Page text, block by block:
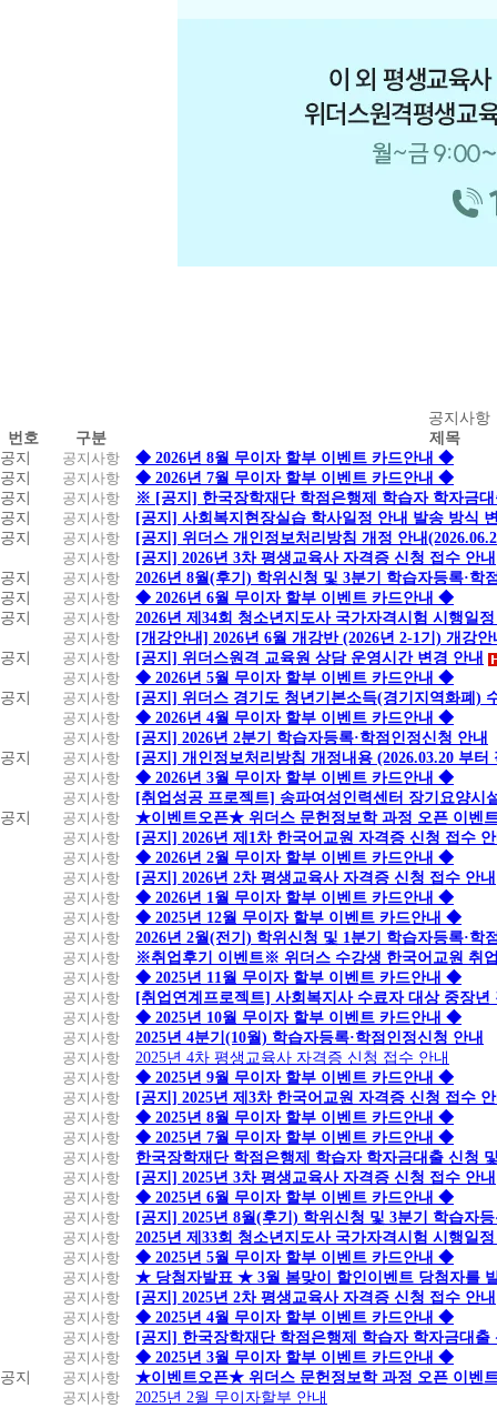
지
사
항
공지사항
번호
구분
제목
공지
공지사항
◆ 2026년 8월 무이자 할부 이벤트 카드안내 ◆
공지
공지사항
◆ 2026년 7월 무이자 할부 이벤트 카드안내 ◆
공지
공지사항
※ [공지] 한국장학재단 학점은행제 학습자 학자금
공지
공지사항
[공지] 사회복지현장실습 학사일정 안내 발송 방식
공지
공지사항
[공지] 위더스 개인정보처리방침 개정 안내
공지사항
[공지] 2026년 3차 평생교육사 자격증 신청 접수 안내
공지
공지사항
2026년 8월(후기) 학위신청 및 3분기 학습자등록·학
공지
공지사항
◆ 2026년 6월 무이자 할부 이벤트 카드안내 ◆
공지
공지사항
2026년 제34회 청소년지도사 국가자격시험 시행일
공지사항
[개강안내] 2026년 6월 개강반 (2026년 2-1기) 개강안
공지
공지사항
[공지] 위더스원격 교육원 상담 운영시간 변경 안내
공지사항
◆ 2026년 5월 무이자 할부 이벤트 카드안내 ◆
공지
공지사항
[공지] 위더스 경기도 청년기본소득(경기지역화폐)
공지사항
◆ 2026년 4월 무이자 할부 이벤트 카드안내 ◆
공지사항
[공지] 2026년 2분기 학습자등록·학점인정신청 안내
공지
공지사항
[공지] 개인정보처리방침 개정내용 (2026.03.20 부터
공지사항
◆ 2026년 3월 무이자 할부 이벤트 카드안내 ◆
공지사항
[취업성공 프로젝트] 송파여성인력센터 장기요양시
공지
공지사항
★이벤트오픈★ 위더스 문헌정보학 과정 오픈 이벤
공지사항
[공지] 2026년 제1차 한국어교원 자격증 신청 접수
공지사항
◆ 2026년 2월 무이자 할부 이벤트 카드안내 ◆
공지사항
[공지] 2026년 2차 평생교육사 자격증 신청 접수 안내
공지사항
◆ 2026년 1월 무이자 할부 이벤트 카드안내 ◆
공지사항
◆ 2025년 12월 무이자 할부 이벤트 카드안내 ◆
공지사항
2026년 2월(전기) 학위신청 및 1분기 학습자등록·학
공지사항
※취업후기 이벤트※ 위더스 수강생 한국어교원 취
공지사항
◆ 2025년 11월 무이자 할부 이벤트 카드안내 ◆
공지사항
[취업연계프로젝트] 사회복지사 수료자 대상 중장
공지사항
◆ 2025년 10월 무이자 할부 이벤트 카드안내 ◆
공지사항
2025년 4분기(10월) 학습자등록·학점인정신청 안내
공지사항
2025년 4차 평생교육사 자격증 신청 접수 안내
공지사항
◆ 2025년 9월 무이자 할부 이벤트 카드안내 ◆
공지사항
[공지] 2025년 제3차 한국어교원 자격증 신청 접수
공지사항
◆ 2025년 8월 무이자 할부 이벤트 카드안내 ◆
공지사항
◆ 2025년 7월 무이자 할부 이벤트 카드안내 ◆
공지사항
한국장학재단 학점은행제 학습자 학자금대출 신청
공지사항
[공지] 2025년 3차 평생교육사 자격증 신청 접수 안내
공지사항
◆ 2025년 6월 무이자 할부 이벤트 카드안내 ◆
공지사항
[공지] 2025년 8월(후기) 학위신청 및 3분기 학습자
공지사항
2025년 제33회 청소년지도사 국가자격시험 시행일
공지사항
◆ 2025년 5월 무이자 할부 이벤트 카드안내 ◆
공지사항
★ 당첨자발표 ★ 3월 봄맞이 할인이벤트 당첨자를
공지사항
[공지] 2025년 2차 평생교육사 자격증 신청 접수 안내
공지사항
◆ 2025년 4월 무이자 할부 이벤트 카드안내 ◆
공지사항
[공지] 한국장학재단 학점은행제 학습자 학자금대출
공지사항
◆ 2025년 3월 무이자 할부 이벤트 카드안내 ◆
공지
공지사항
★이벤트오픈★ 위더스 문헌정보학 과정 오픈 이벤
공지사항
2025년 2월 무이자할부 안내